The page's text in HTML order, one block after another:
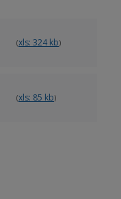
(xls: 324 kb)
(xls: 85 kb)